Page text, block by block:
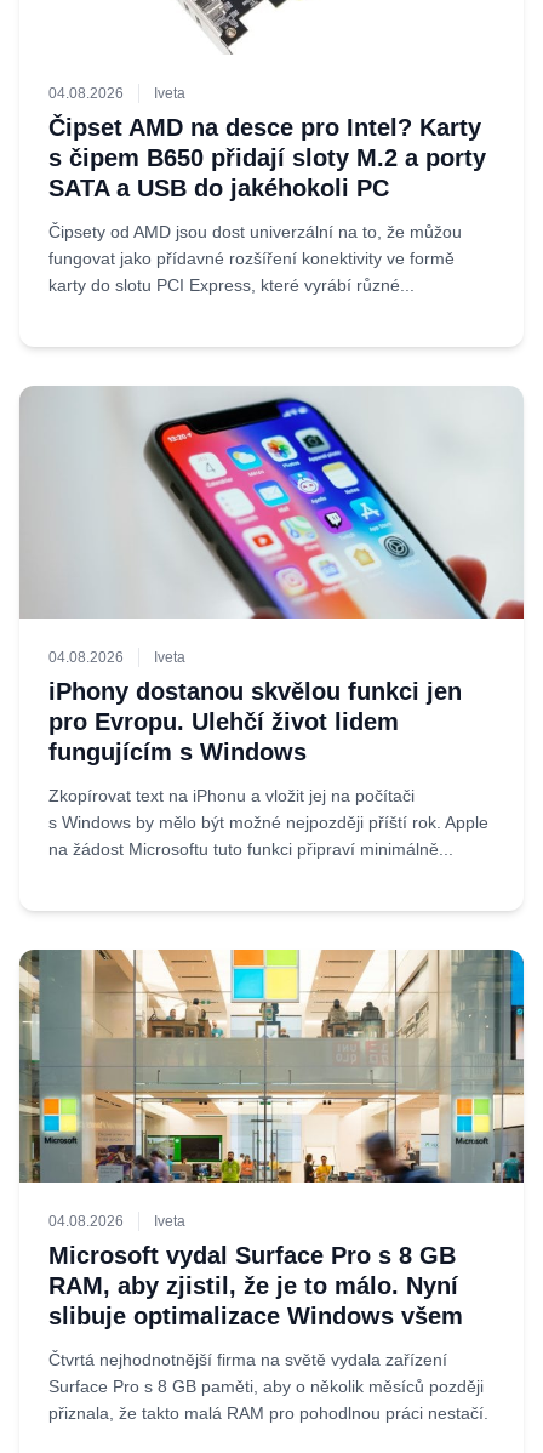
04.08.2026 Iveta
Čipset AMD na desce pro Intel? Karty
s čipem B650 přidají sloty M.2 a porty
SATA a USB do jakéhokoli PC
Čipsety od AMD jsou dost univerzální na to, že můžou
fungovat jako přídavné rozšíření konektivity ve formě
karty do slotu PCI Express, které vyrábí různé...
04.08.2026 Iveta
iPhony dostanou skvělou funkci jen
pro Evropu. Ulehčí život lidem
fungujícím s Windows
Zkopírovat text na iPhonu a vložit jej na počítači
s Windows by mělo být možné nejpozději příští rok. Apple
na žádost Microsoftu tuto funkci připraví minimálně...
04.08.2026 Iveta
Microsoft vydal Surface Pro s 8 GB
RAM, aby zjistil, že je to málo. Nyní
slibuje optimalizace Windows všem
Čtvrtá nejhodnotnější firma na světě vydala zařízení
Surface Pro s 8 GB paměti, aby o několik měsíců později
přiznala, že takto malá RAM pro pohodlnou práci nestačí.